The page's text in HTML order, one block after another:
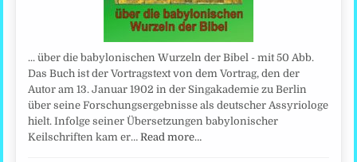
... über die babylonischen Wurzeln der Bibel - mit 50 Abb.
Das Buch ist der Vortragstext von dem Vortrag, den der
Autor am 13. Januar 1902 in der Singakademie zu Berlin
über seine Forschungsergebnisse als deutscher Assyriologe
hielt. Infolge seiner Übersetzungen babylonischer
Keilschriften kam er…Read more…